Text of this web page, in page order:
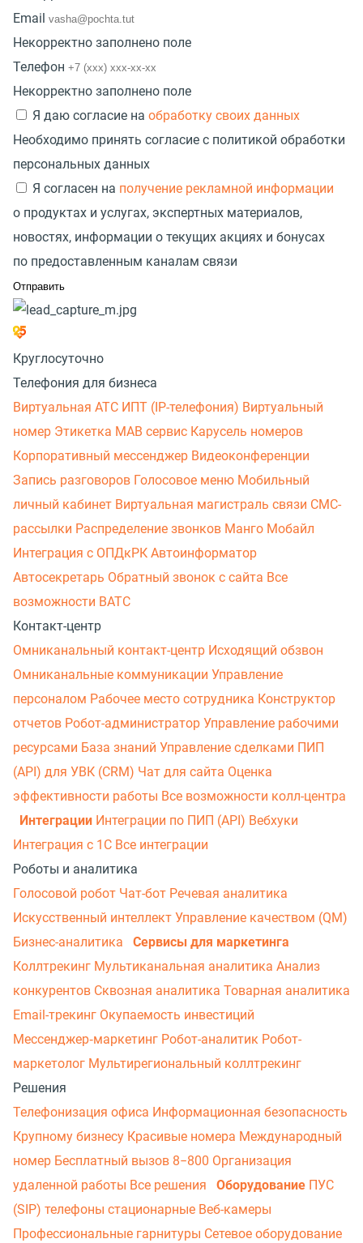
Email
Некорректно заполнено поле
Телефон
Некорректно заполнено поле
Я даю согласие на обработку своих данных
Необходимо принять согласие с политикой обработки
персональных данных
Я согласен на получение рекламной информации
о продуктах и услугах, экспертных материалов,
новостях, информации о текущих акциях и бонусах
по предоставленным каналам связи
Круглосуточно
Телефония для бизнеса
Виртуальная АТС ИПТ (IP-телефония) Виртуальный
номер Этикетка МАВ сервис Карусель номеров
Корпоративный мессенджер Видеоконференции
Запись разговоров Голосовое меню Мобильный
личный кабинет Виртуальная магистраль связи СМС-
рассылки Распределение звонков Манго Мобайл
Интеграция с ОПДкРК Автоинформатор
Автосекретарь Обратный звонок с сайта Все
возможности ВАТС
Контакт-центр
Омниканальный контакт-центр Исходящий обзвон
Омниканальные коммуникации Управление
персоналом Рабочее место сотрудника Конструктор
отчетов Робот-администратор Управление рабочими
ресурсами База знаний Управление сделками ПИП
(API) для УВК (CRM) Чат для сайта Оценка
эффективности работы Все возможности колл-центра
Интеграции Интеграции по ПИП (API) Вебхуки
Интеграция с 1С Все интеграции
Роботы и аналитика
Голосовой робот Чат-бот Речевая аналитика
Искусственный интеллект Управление качеством (QM)
Бизнес-аналитика
Сервисы для маркетинга
Коллтрекинг Мультиканальная аналитика Анализ
конкурентов Сквозная аналитика Товарная аналитика
Email-трекинг Окупаемость инвестиций
Мессенджер‑маркетинг Робот-аналитик Робот-
маркетолог Мультирегиональный коллтрекинг
Решения
Телефонизация офиса Информационная безопасность
Крупному бизнесу Красивые номера Международный
номер Бесплатный вызов 8−800 Организация
удаленной работы Все решения Оборудование ПУС
(SIP) телефоны стационарные Веб-камеры
Профессиональные гарнитуры Сетевое оборудование